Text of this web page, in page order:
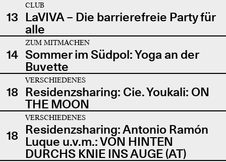
13
CLUB
LaVIVA – Die barrierefreie Party für
alle
14
ZUM MITMACHEN
Sommer im Südpol: Yoga an der
Buvette
18
VERSCHIEDENES
Residenzsharing: Cie. Youkali: ON
THE MOON
18
VERSCHIEDENES
Residenzsharing: Antonio Ramón
Luque u.v.m.: VON HINTEN
DURCHS KNIE INS AUGE (AT)